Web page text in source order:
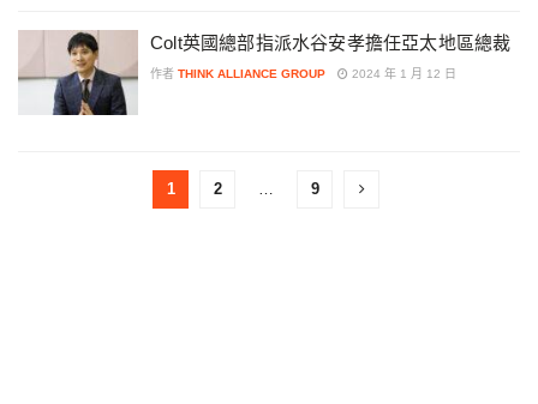
Colt英國總部指派水谷安孝擔任亞太地區總裁
作者 THINK ALLIANCE GROUP 2024 年 1 月 12 日
1 2 … 9